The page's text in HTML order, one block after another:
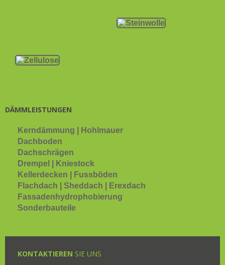
DÄMMLEISTUNGEN
Kerndämmung | Hohlmauer
Dachboden
Dachschrägen
Drempel | Kniestock
Kellerdecken | Fussböden
Flachdach | Sheddach | Erexdach
Fassadenhydrophobierung
Sonderbauteile
KONTAKTIEREN SIE UNS